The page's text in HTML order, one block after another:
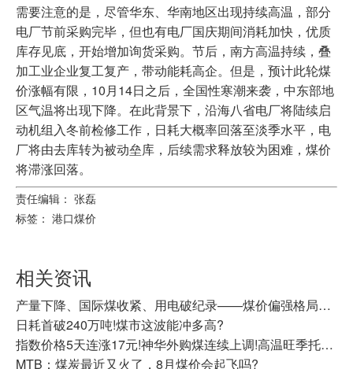
需要注意的是，尽管华东、华南地区出现持续高温，部分
电厂节前采购完毕，但也有电厂国庆期间消耗加快，优质
库存见底，开始增加询货采购。节后，南方高温持续，叠
加工业企业复工复产，带动能耗高企。但是，预计此轮煤
价涨幅有限，10月14日之后，全国性寒潮来袭，中东部地
区气温将出现下降。在此背景下，沿海八省电厂将陆续启
动机组入冬前检修工作，日耗大概率回落至淡季水平，电
厂将由去库转为被动垒库，后续需求释放较为困难，煤价
将滞涨回落。
责任编辑： 张磊
标签： 港口煤价
相关资讯
产量下降、国际煤收紧、用电破纪录——煤价偏强格局还在延续
日耗首破240万吨!煤市这波能冲多高?
指数价格5天连涨17元!神华外购煤连续上调!高温旺季托举，动力煤震荡走强
MTB：煤炭最近又火了，8月煤价会起飞吗?